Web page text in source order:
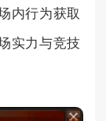
内行为获取
实力与竞技